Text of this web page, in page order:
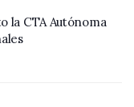
la CTA Autónoma